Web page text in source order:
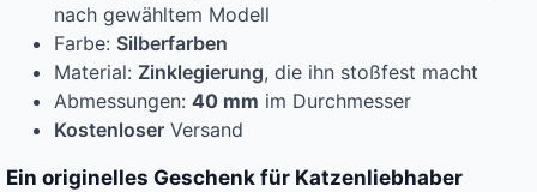
nach gewähltem Modell
Farbe: Silberfarben
Material: Zinklegierung, die ihn stoßfest macht
Abmessungen: 40 mm im Durchmesser
Kostenloser Versand
Ein originelles Geschenk für Katzenliebhaber